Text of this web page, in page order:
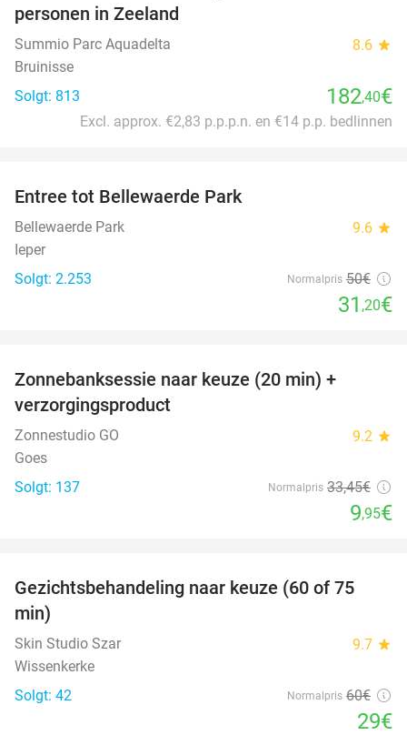
personen in Zeeland
Summio Parc Aquadelta 8.6 star
Bruinisse
Solgt: 813
182,40€
Excl. approx. €2,83 p.p.p.n. en €14 p.p. bedlinnen
Entree tot Bellewaerde Park
Bellewaerde Park 9.6 star
Ieper
Solgt: 2.253
Normalpris 50€
31 ,20€
Zonnebanksessie naar keuze (20 min) +
verzorgingsproduct
Zonnestudio GO 9.2 star
Goes
Solgt: 137
Normalpris 33,45€
9,95€
52%
Gezichtsbehandeling naar keuze (60 of 75
min)
Skin Studio Szar 9.7 star
Wissenkerke
Solgt: 42
Normalpris 60€
29€